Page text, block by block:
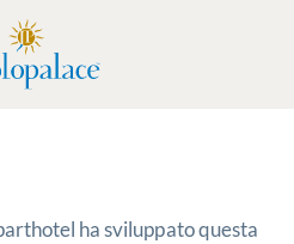
ha sviluppato questa